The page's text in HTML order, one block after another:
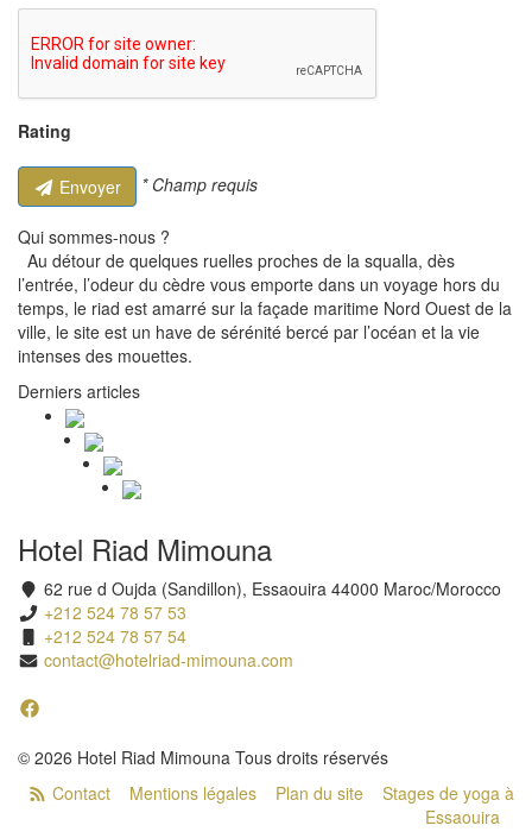
Rating
Envoyer * Champ requis
Qui sommes-nous ?
Au détour de quelques ruelles proches de la squalla, dès
l’entrée, l’odeur du cèdre vous emporte dans un voyage hors du
temps, le riad est amarré sur la façade maritime Nord Ouest de la
ville, le site est un have de sérénité bercé par l’océan et la vie
intenses des mouettes.
Derniers articles
Hotel Riad Mimouna
62 rue d Oujda (Sandillon), Essaouira 44000 Maroc/Morocco
+212 524 78 57 53
+212 524 78 57 54
contact@hotelriad-mimouna.com
© 2026 Hotel Riad Mimouna Tous droits réservés
Contact
Mentions légales Plan du site
Stages de yoga à
Essaouira